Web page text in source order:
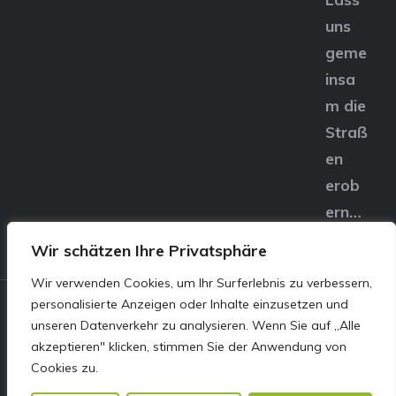
Wir schätzen Ihre Privatsphäre
Wir verwenden Cookies, um Ihr Surferlebnis zu verbessern,
personalisierte Anzeigen oder Inhalte einzusetzen und
unseren Datenverkehr zu analysieren. Wenn Sie auf „Alle
akzeptieren" klicken, stimmen Sie der Anwendung von
Cookies zu.
uns
geme
insa
m die
Straß
en
erob
ern…
© E&S Motors GmbH,
Linzer Straße 83 4240
Freistadt